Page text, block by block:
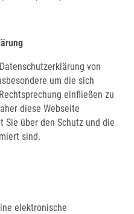
von
um die sich
einfließen zu
diese Webseite
Sie über den Schutz und die
sind.
elektronische